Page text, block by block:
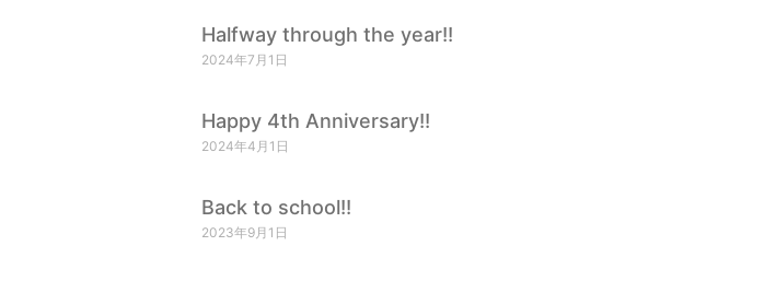
Halfway through the year!!
2024年7月1日
Happy 4th Anniversary!!
2024年4月1日
Back to school!!
2023年9月1日